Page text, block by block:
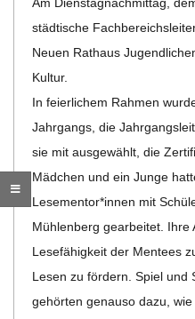
E
G
O
L
D
städ­ti­sche
Neuen Rat­haus
Kultur.
In fei­er­li­chem Rah­men
Jahr­gangs, die
sie mit aus­ge­wählt, die
Mäd­chen und ein Junge
Lesementor*innen mit
Müh­len­berg gear­bei­tet. Ihre
Lese­fä­hig­keit der Men­tees
Lesen zu för­dern. Spiel und
gehör­ten genauso dazu,